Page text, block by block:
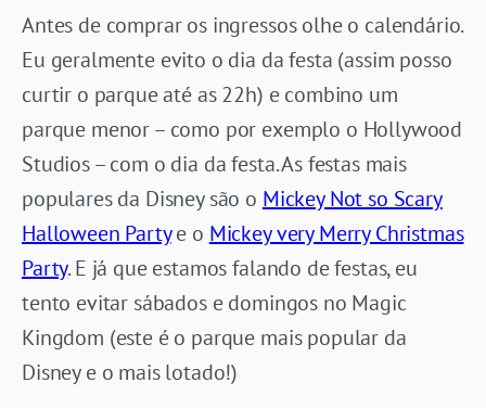
Antes de comprar os ingressos olhe o calendário.
Eu geralmente evito o dia da festa (assim posso
curtir o parque até as 22h) e combino um
parque menor – como por exemplo o Hollywood
Studios – com o dia da festa. As festas mais
populares da Disney são o Mickey Not so Scary
Halloween Partye o Mickey very Merry Christmas
Party. E já que estamos falando de festas, eu
tento evitar sábados e domingos no Magic
Kingdom (este é o parque mais popular da
Disney e o mais lotado!)